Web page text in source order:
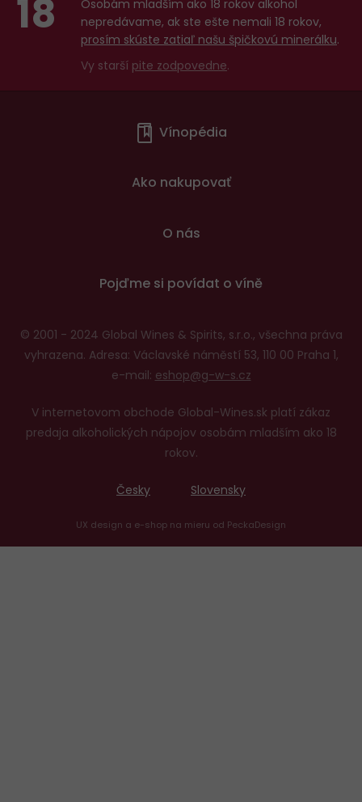
18
Osobám mladším ako 18 rokov alkohol
nepredávame, ak ste ešte nemali 18 rokov,
prosím skúste zatiaľ našu špičkovú minerálku.
Vy starší pite zodpovedne.
Vínopédia
Ako nakupovať
O nás
Pojďme si povídat o víně
© 2001 - 2024 Global Wines & Spirits, s.r.o., všechna práva
vyhrazena. Adresa: Václavské náměstí 53, 110 00 Praha 1,
e-mail: eshop@g-w-s.cz
V internetovom obchode Global-Wines.sk platí zákaz
predaja alkoholických nápojov osobám mladším ako 18
rokov.
Česky Slovensky
UX design a e-shop na mieru od PeckaDesign